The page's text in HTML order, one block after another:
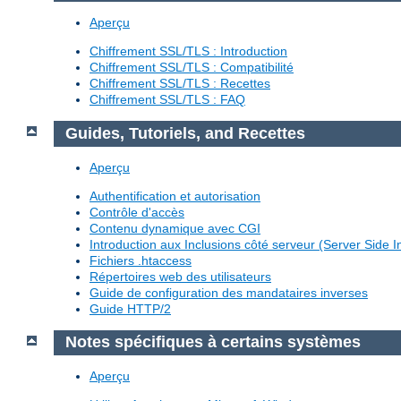
Aperçu
Chiffrement SSL/TLS : Introduction
Chiffrement SSL/TLS : Compatibilité
Chiffrement SSL/TLS : Recettes
Chiffrement SSL/TLS : FAQ
Guides, Tutoriels, and Recettes
Aperçu
Authentification et autorisation
Contrôle d'accès
Contenu dynamique avec CGI
Introduction aux Inclusions côté serveur (Server Side
Fichiers .htaccess
Répertoires web des utilisateurs
Guide de configuration des mandataires inverses
Guide HTTP/2
Notes spécifiques à certains systèmes
Aperçu